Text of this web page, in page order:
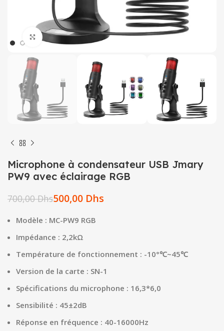
Click to enlarge
Microphone à condensateur USB Jmary
PW9 avec éclairage RGB
700,00Dhs500,00 Dhs
Modèle : MC-PW9 RGB
Impédance : 2,2kΩ
Température de fonctionnement : -10°℃~45℃
Version de la carte : SN-1
Spécifications du microphone : 16,3*6,0
Sensibilité : 45±2dB
Réponse en fréquence : 40-16000Hz